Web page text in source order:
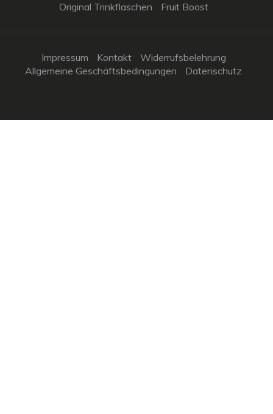
Original Trinkflaschen
Fruit Boost
Impressum Kontakt
Widerrufsbelehrung
Allgemeine Geschäftsbedingungen
Datenschutz